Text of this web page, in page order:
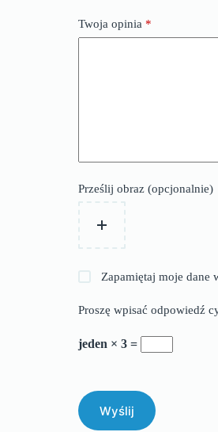
Twoja opinia *
Prześlij obraz (opcjonalnie)
Zapamiętaj moje dane
Proszę wpisać odpowiedź
jeden × 3 =
Wyślij